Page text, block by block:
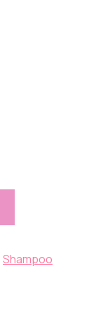
Shampoo